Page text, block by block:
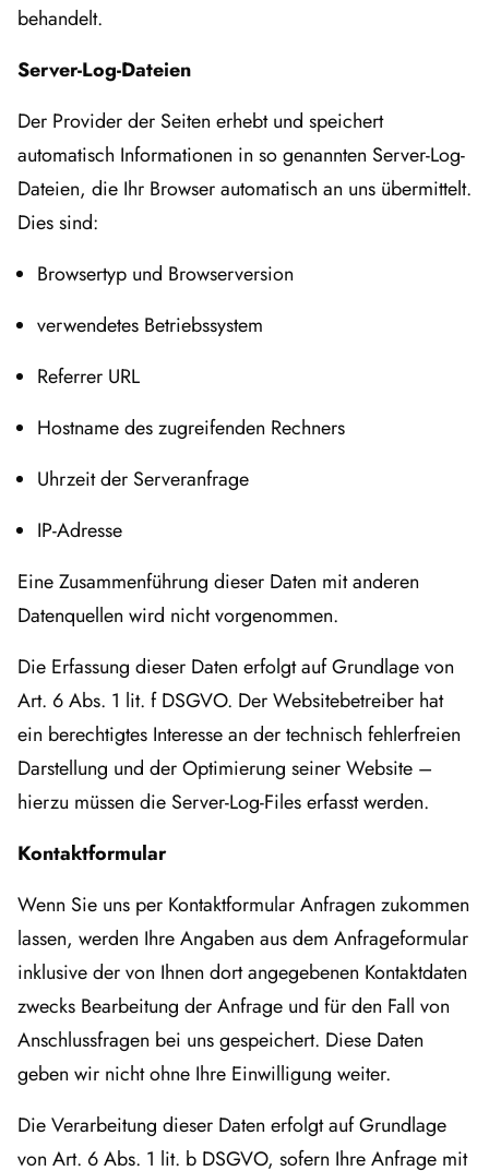
behandelt.
Server-Log-Dateien
Der Provider der Seiten erhebt und speichert
automatisch Informationen in so genannten Server-Log-
Dateien, die Ihr Browser automatisch an uns übermittelt.
Dies sind:
Browsertyp und Browserversion
verwendetes Betriebssystem
Referrer URL
Hostname des zugreifenden Rechners
Uhrzeit der Serveranfrage
IP-Adresse
Eine Zusammenführung dieser Daten mit anderen
Datenquellen wird nicht vorgenommen.
Die Erfassung dieser Daten erfolgt auf Grundlage von
Art. 6 Abs. 1 lit. f DSGVO. Der Websitebetreiber hat
ein berechtigtes Interesse an der technisch fehlerfreien
Darstellung und der Optimierung seiner Website –
hierzu müssen die Server-Log-Files erfasst werden.
Kontaktformular
Wenn Sie uns per Kontaktformular Anfragen zukommen
lassen, werden Ihre Angaben aus dem Anfrageformular
inklusive der von Ihnen dort angegebenen Kontaktdaten
zwecks Bearbeitung der Anfrage und für den Fall von
Anschlussfragen bei uns gespeichert. Diese Daten
geben wir nicht ohne Ihre Einwilligung weiter.
Die Verarbeitung dieser Daten erfolgt auf Grundlage
von Art. 6 Abs. 1 lit. b DSGVO, sofern Ihre Anfrage mit